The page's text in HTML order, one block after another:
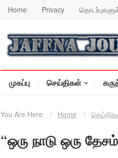
Home Privacy
முகப்பு செய்திகள்
You Are Here Home
“ஒரு நாடு ஒரு